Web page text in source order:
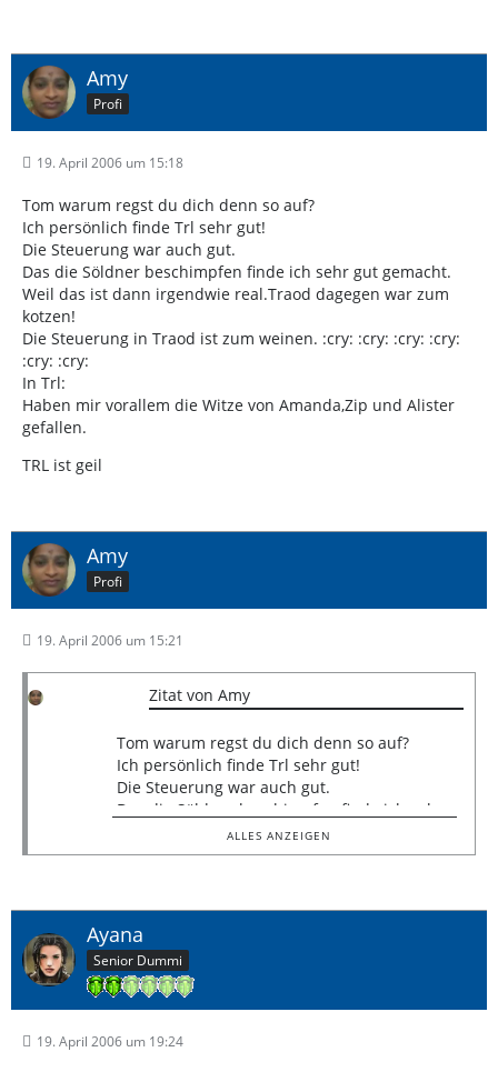
Amy
Profi
19. April 2006 um 15:18
Tom warum regst du dich denn so auf?
Ich persönlich finde Trl sehr gut!
Die Steuerung war auch gut.
Das die Söldner beschimpfen finde ich sehr gut gemacht.
Weil das ist dann irgendwie real.Traod dagegen war zum
kotzen!
Die Steuerung in Traod ist zum weinen. :cry: :cry: :cry: :cry:
:cry: :cry:
In Trl:
Haben mir vorallem die Witze von Amanda,Zip und Alister
gefallen.
TRL ist geil
Amy
Profi
19. April 2006 um 15:21
Zitat von Amy
Tom warum regst du dich denn so auf?
Ich persönlich finde Trl sehr gut!
Die Steuerung war auch gut.
Das die Söldner beschimpfen finde ich sehr
Weil das ist dann irgendwie real.Traod
In Trl:
Haben mir vorallem die Witze von Amanda,Zip
und Alister gefallen.
ALLES ANZEIGEN
Ayana
Senior Dummi
19. April 2006 um 19:24